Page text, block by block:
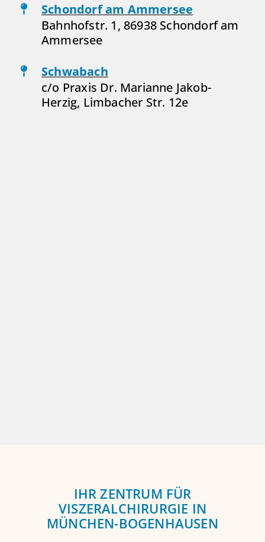
Schondorf am Ammersee
Bahnhofstr. 1, 86938 Schondorf am
Ammersee
Schwabach
c/o Praxis Dr. Marianne Jakob-
Herzig, Limbacher Str. 12e
IHR ZENTRUM FÜR
VISZERALCHIRURGIE IN
MÜNCHEN-BOGENHAUSEN